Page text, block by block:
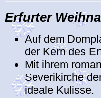
Erfurter
Auf dem
der Kern des
Mit ihrem
Severikirche
ideale Kulisse.